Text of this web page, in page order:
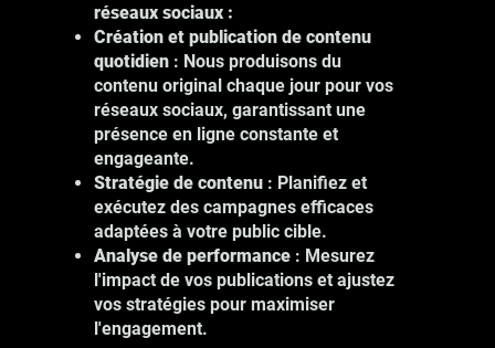
Nos services de photographie à
Montréal incluent :
Photographie de produits : Mettez en
valeur vos produits avec des images
de haute qualité.
Photographie d'événements :
Capturez les moments clés de vos
événements professionnels.
Photographie de portrait : Montrez le
visage humain de votre entreprise.
réseaux sociaux :
Création et publication de contenu
quotidien: Nous produisons du
contenu original chaque jour pour vos
réseaux sociaux, garantissant une
présence en ligne constante et
engageante.
Stratégie de contenu: Planifiez et
exécutez des campagnes efficaces
adaptées à votre public cible.
Analyse de performance: Mesurez
l'impact de vos publications et ajustez
vos stratégies pour maximiser
l'engagement.